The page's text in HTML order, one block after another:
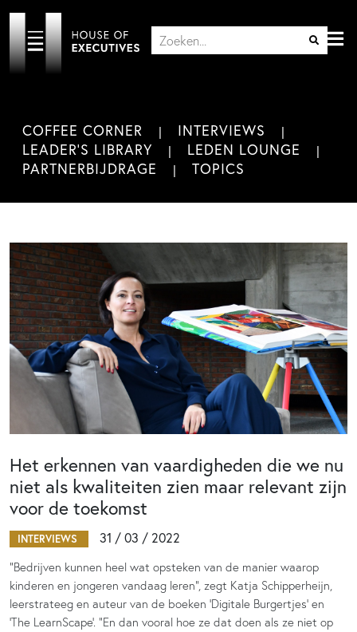
COFFEE CORNER
INTERVIEWS
LEADER'S LIBRARY
LEDEN LOUNGE
PARTNERBIJDRAGE
TOPICS
Het erkennen van vaardigheden die we nu
niet als kwaliteiten zien maar relevant zijn
voor de toekomst
INTERVIEWS 31 / 03 / 2022
“Bedrijven kunnen heel wat opsteken van de manier waarop
kinderen en jongeren vandaag leren”, zegt Katja Schipperheijn,
leerstrateeg en auteur van de boeken 'Digitale Burgertjes' en
'The LearnScape'. “En dan vooral hoe ze dat doen als ze niet op